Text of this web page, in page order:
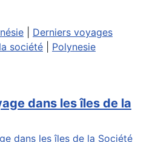
Derniers voyages
société
Polynesie
dans les îles de la